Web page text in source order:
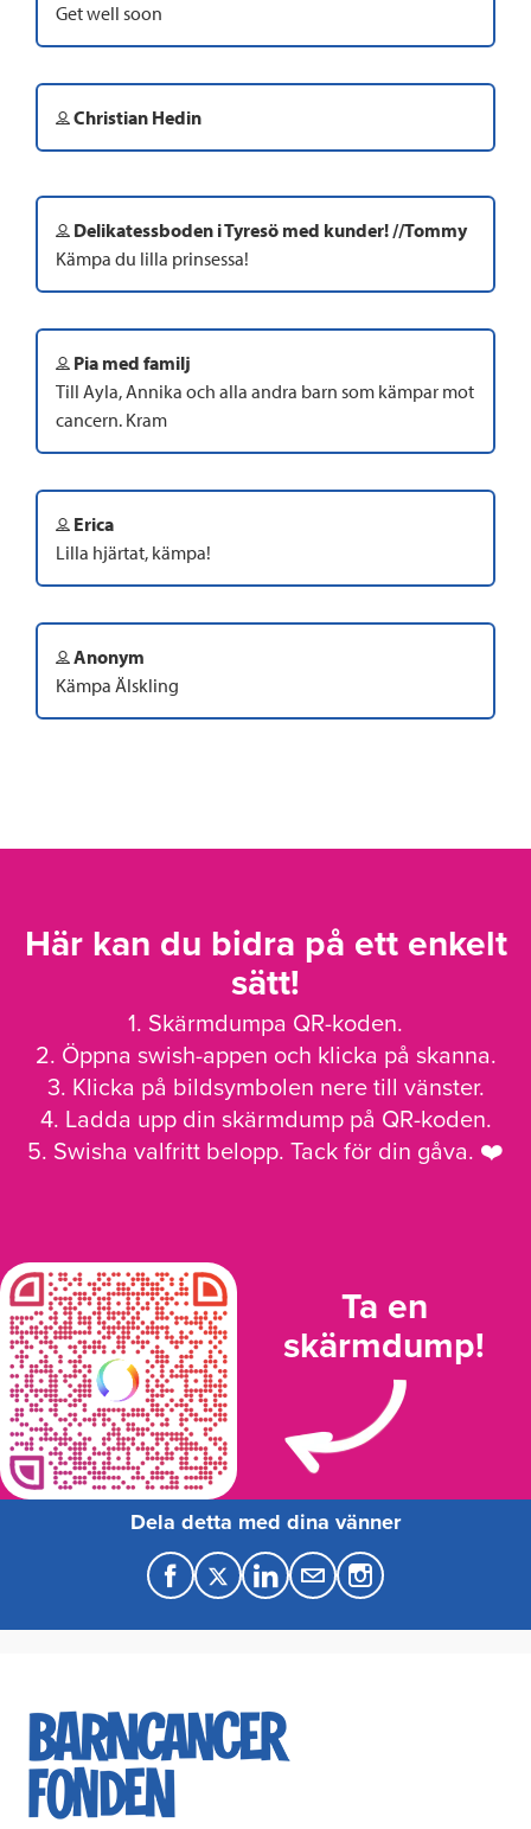
Get well soon
Christian Hedin
Delikatessboden i Tyresö med kunder! //Tommy
Kämpa du lilla prinsessa!
Pia med familj
Till Ayla, Annika och alla andra barn som kämpar mot
cancern. Kram
Erica
Lilla hjärtat, kämpa!
Anonym
Kämpa Älskling
Här kan du bidra på ett enkelt
sätt!
1. Skärmdumpa QR-koden.
2. Öppna swish-appen och klicka på skanna.
3. Klicka på bildsymbolen nere till vänster.
4. Ladda upp din skärmdump på QR-koden.
5. Swisha valfritt belopp. Tack för din gåva. ❤️
Ta en
skärmdump!
Dela detta med dina vänner
F
a
e
b
T
w
t
t
L
i
k
e
M
a